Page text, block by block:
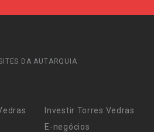
DA AUTARQUIA
Investir Torres Vedras
E-negócios